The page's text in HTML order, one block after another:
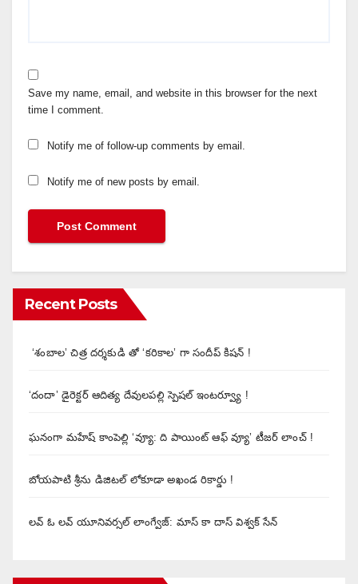
Save my name, email, and website in this browser for the next
time I comment.
Notify me of follow-up comments by email.
Notify me of new posts by email.
Recent Posts
‘శంబాల’ చిత్ర దర్శకుడి తో ‘కరికాల’ గా సందీప్ కిషన్ !
‘దందా’ డైరెక్ట‌ర్ ఆదిత్య దేవులపల్లి స్పెషల్ ఇంటర్వ్యూ !
ఘనంగా మహేష్ కాంపెల్లి ‘వ్యూ: ది పాయింట్ ఆఫ్ వ్యూ’ టీజర్ లాంచ్ !
బోయపాటి శ్రీను డిజిటల్‌ లోకూడా అఖండ రికార్డు !
లవ్ ఓ లవ్ యూనివర్సల్ లాంగ్వేజ్‌: మాస్ కా దాస్ విశ్వక్ సేన్